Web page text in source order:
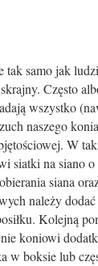
tak samo jak
Często
ą wszystko
naszego
ętościowej. W
siatki na siano o
siana
należy dodać
łku. Kolejną
koniowi
w boksie lub czę